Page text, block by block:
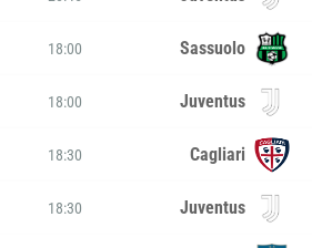
18:00 Sassuolo
18:00 Juventus
18:30 Cagliari
18:30 Juventus